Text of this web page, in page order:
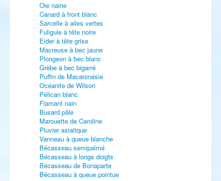
Oie naine
Canard à front blanc
Sarcelle à ailes vertes
Fuligule à tête noire
Eider à tête grise
Macreuse à bec jaune
Plongeon à bec blanc
Grèbe à bec bigarré
Puffin de Macaronésie
Océanite de Wilson
Pélican blanc
Flamant nain
Busard pâle
Marouette de Caroline
Pluvier asiatique
Vanneau à queue blanche
Bécasseau semipalmé
Bécasseau à longs doigts
Bécasseau de Bonaparte
Bécasseau à queue pointue